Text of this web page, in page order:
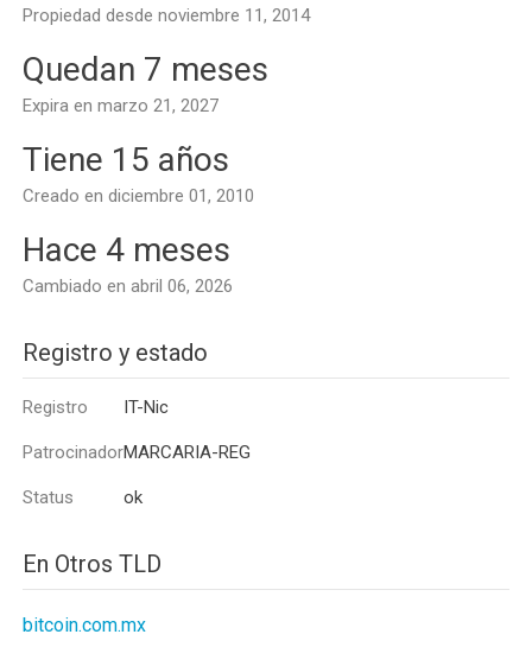
Propiedad desde noviembre 11, 2014
Quedan 7 meses
Expira en marzo 21, 2027
Tiene 15 años
Creado en diciembre 01, 2010
Hace 4 meses
Cambiado en abril 06, 2026
Registro y estado
Registro IT-Nic
PatrocinadorMARCARIA-REG
Status ok
En Otros TLD
bitcoin.com.mx